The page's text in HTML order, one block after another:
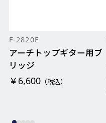
F-2820E
アーチトップギター用ブ
リッジ
￥6,600（税込）